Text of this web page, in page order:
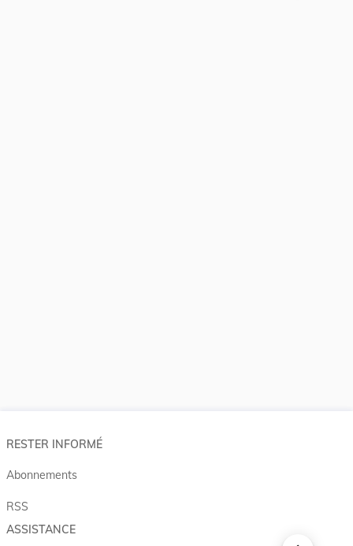
RESTER INFORMÉ
Abonnements
RSS
ASSISTANCE